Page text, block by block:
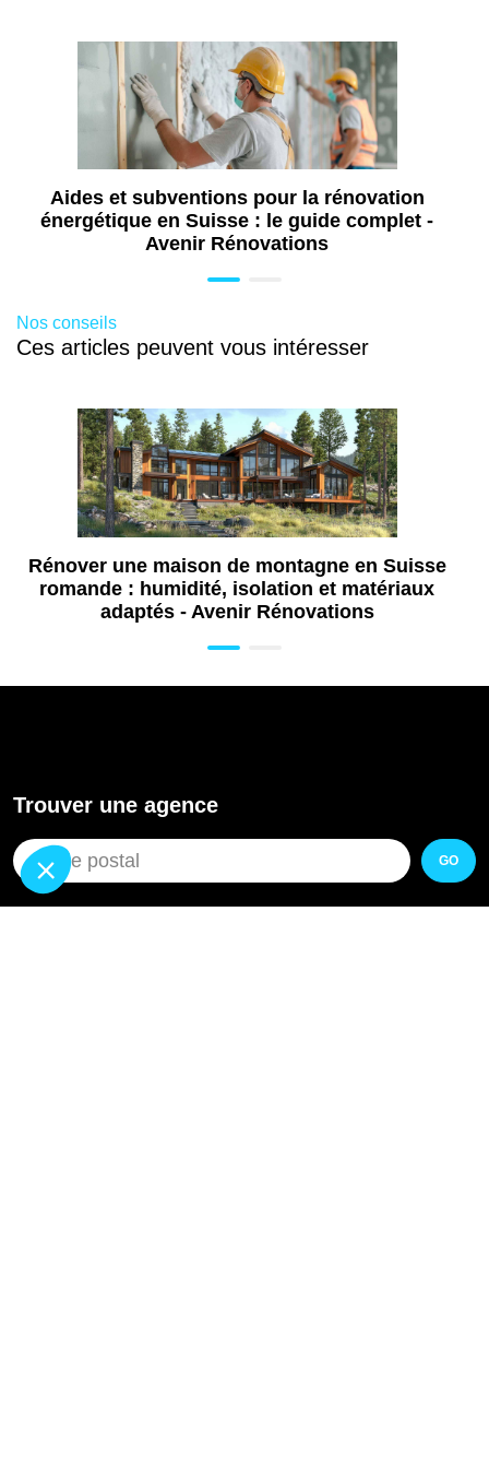
Aides et subventions pour la rénovation
énergétique en Suisse : le guide complet -
Avenir Rénovations
Nos conseils
Ces articles peuvent vous intéresser
Rénover une maison de montagne en Suisse
romande : humidité, isolation et matériaux
adaptés - Avenir Rénovations
Trouver une agence
GO